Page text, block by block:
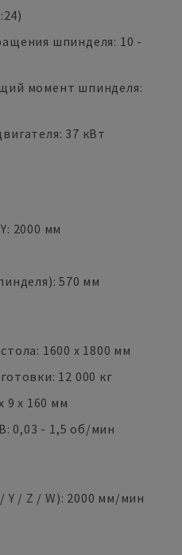
шпинделя: 10 -
момент шпинделя:
37 кВт
2000 мм
570 мм
1600 x 1800 мм
12 000 кг
9 x 160 мм
0,03 - 1,5 об/мин
Y / Z / W): 2000 мм/мин